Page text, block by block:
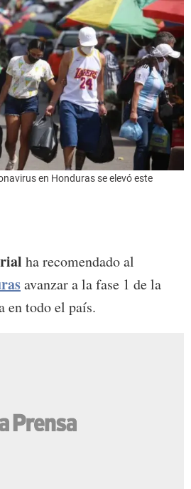
en Honduras se elevó este
ha recomendado al
avanzar a la fase 1 de la
en todo el país.